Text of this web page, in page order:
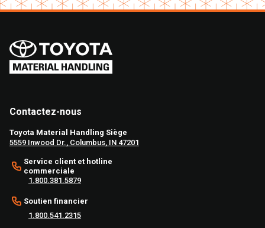
Contactez-nous
Toyota Material Handling Siège
5559 Inwood Dr., Columbus, IN 47201
Service client et hotline
commerciale
1.800.381.5879
Soutien financier
1.800.541.2315